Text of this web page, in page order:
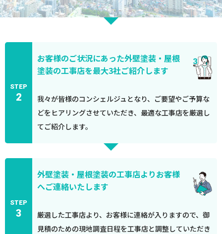
STEP
2
お客様のご状況にあった外壁塗装・屋根
塗装の工事店を最大3社ご紹介します
我々が皆様のコンシェルジュとなり、ご要望やご予算な
どをヒアリングさせていただき、最適な工事店を厳選し
てご紹介します。
STEP
3
外壁塗装・屋根塗装の工事店よりお客様
へご連絡いたします
厳選した工事店より、お客様に連絡が入りますので、御
見積のための現地調査日程を工事店と調整していただき